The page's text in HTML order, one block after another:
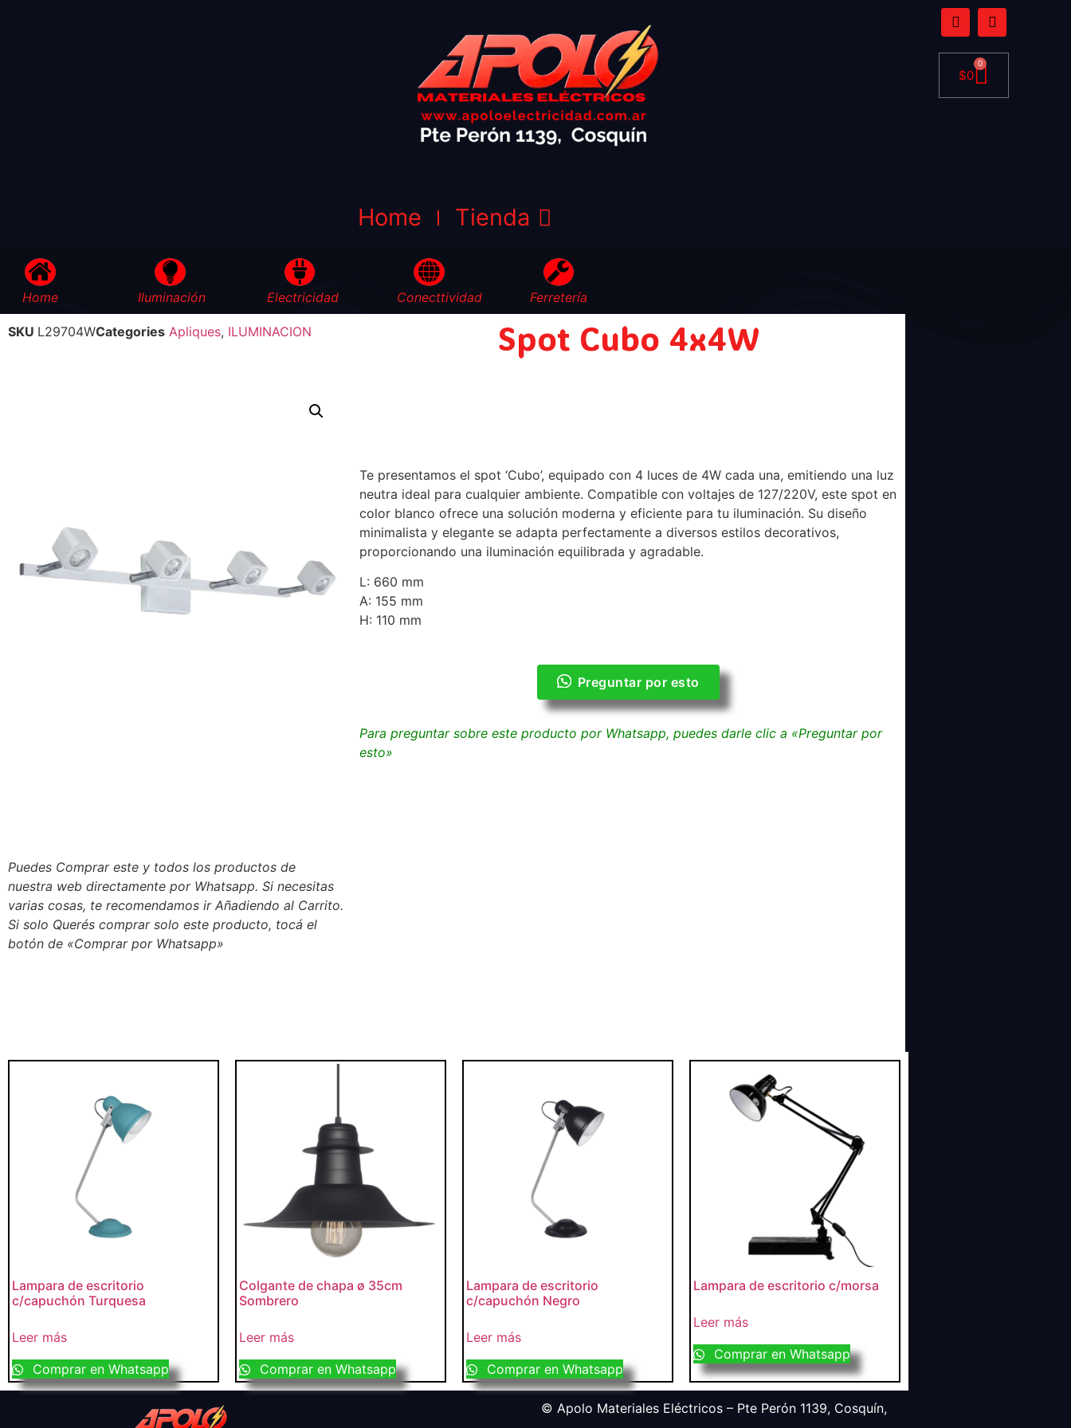
$0
0
Home Tienda
Home Iluminación Electricidad Conecttividad Ferretería
SKU L29704WCategories Apliques, ILUMINACION
Puedes Comprar este y todos los productos de
nuestra web directamente por Whatsapp. Si necesitas
varias cosas, te recomendamos ir Añadiendo al Carrito.
Si solo Querés comprar solo este producto, tocá el
botón de «Comprar por Whatsapp»
Spot Cubo 4x4W
Te presentamos el spot ‘Cubo’, equipado con 4 luces de 4W cada una, emitiendo una luz
neutra ideal para cualquier ambiente. Compatible con voltajes de 127/220V, este spot en
color blanco ofrece una solución moderna y eficiente para tu iluminación. Su diseño
minimalista y elegante se adapta perfectamente a diversos estilos decorativos,
proporcionando una iluminación equilibrada y agradable.
L: 660 mm
A: 155 mm
H: 110 mm
Preguntar por esto
Para preguntar sobre este producto por Whatsapp, puedes darle clic a «Preguntar por
esto»
Lampara de escritorio
c/capuchón Turquesa
Leer más
Comprar en Whatsapp
Colgante de chapa ø 35cm
Sombrero
Leer más
Comprar en Whatsapp
Lampara de escritorio
c/capuchón Negro
Leer más
Comprar en Whatsapp
Lampara de escritorio c/morsa
Leer más
Comprar en Whatsapp
© Apolo Materiales Eléctricos – Pte Perón 1139, Cosquín,